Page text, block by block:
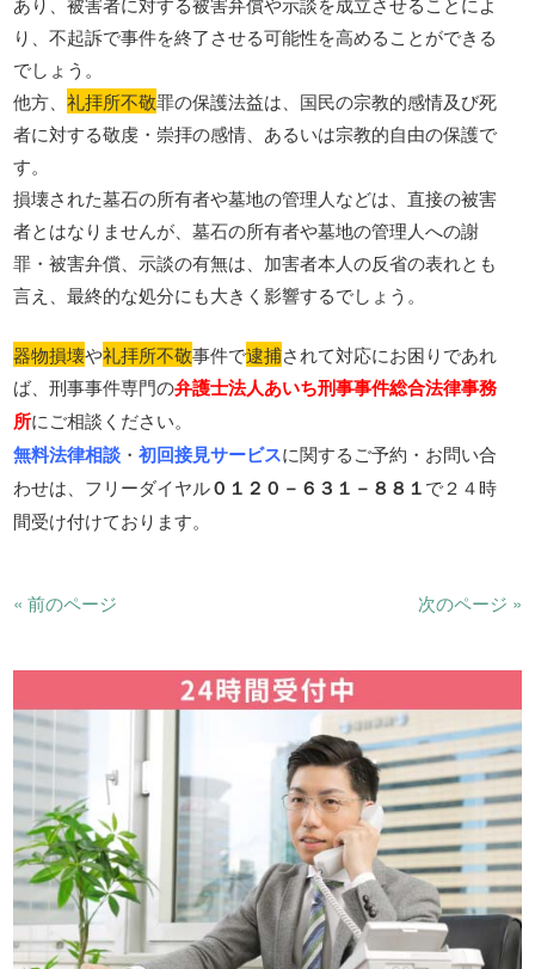
り、不起訴で事件を終了させる可能性を高めることができる
でしょう。
他方、礼拝所不敬罪の保護法益は、国民の宗教的感情及び死
者に対する敬虔・崇拝の感情、あるいは宗教的自由の保護で
す。
損壊された墓石の所有者や墓地の管理人などは、直接の被害
者とはなりませんが、墓石の所有者や墓地の管理人への謝
罪・被害弁償、示談の有無は、加害者本人の反省の表れとも
言え、最終的な処分にも大きく影響するでしょう。
器物損壊や礼拝所不敬事件で逮捕されて対応にお困りであれ
ば、刑事事件専門の弁護士法人あいち刑事事件総合法律事務
所にご相談ください。
無料法律相談 ・初回接見サービスに関するご予約・お問い合
わせは、フリーダイヤル０１２０－６３１－８８１で２４時
間受け付けております。
« 前のページ 次のページ »